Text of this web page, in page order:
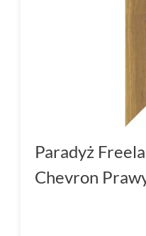
Paradyż
Chevron